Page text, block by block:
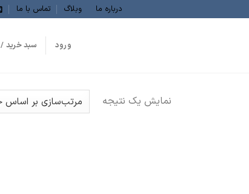
درباره ما وبلاگ تماس با ما
ورود سبد خرید /
نمایش یک نتیجه